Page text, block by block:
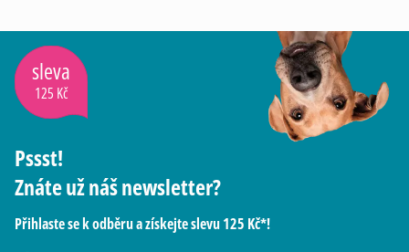
sleva
125 Kč
Pssst!
Znáte už náš newsletter?
Přihlaste se k odběru a získejte slevu 125 Kč*!